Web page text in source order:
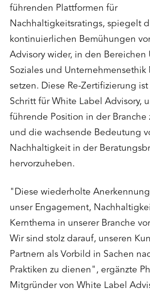
führenden Plattformen für
Nachhaltigkeitsratings, spiegelt
kontinuierlichen Bemühungen
Advisory wider, in den Bereichen
Soziales und Unternehmensethik
setzen. Diese Re-Zertifizierung
Schritt für White Label Advisory,
führende Position in der Branche
und die wachsende Bedeutung
Nachhaltigkeit in der
hervorzuheben.
"Diese wiederholte
unser Engagement,
Kernthema in unserer Branche
Wir sind stolz darauf, unseren
Partnern als Vorbild in Sachen
Praktiken zu dienen", ergänzte
Mitgründer von White Label